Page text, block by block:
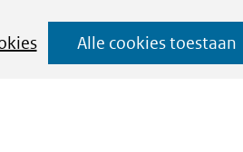
Alle cookies toestaan
Ga
naar